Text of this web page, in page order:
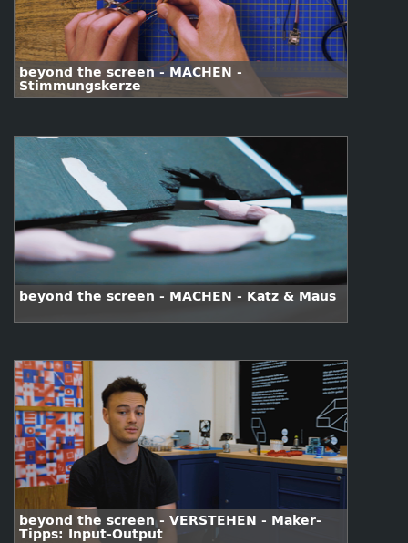
beyond the screen - MACHEN -
Stimmungskerze
beyond the screen - MACHEN - Katz & Maus
beyond the screen - VERSTEHEN - Maker-
Tipps: Input-Output